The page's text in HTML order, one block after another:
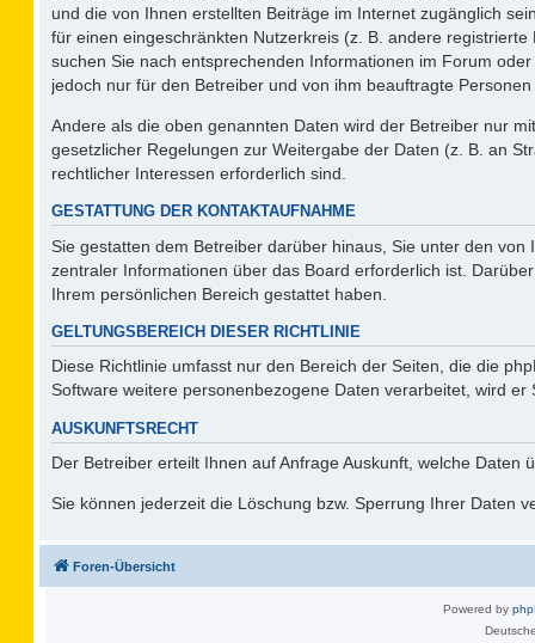
und die von Ihnen erstellten Beiträge im Internet zugänglich
für einen eingeschränkten Nutzerkreis (z. B. andere
suchen Sie nach entsprechenden Informationen im Forum
jedoch nur für den Betreiber und von ihm beauftragte
Andere als die oben genannten Daten wird der Betreiber nur
gesetzlicher Regelungen zur Weitergabe der Daten (z. B. an
rechtlicher Interessen erforderlich sind.
GESTATTUNG DER KONTAKTAUFNAHME
Sie gestatten dem Betreiber darüber hinaus, Sie unter den
zentraler Informationen über das Board erforderlich ist.
Ihrem persönlichen Bereich gestattet haben.
GELTUNGSBEREICH DIESER RICHTLINIE
Diese Richtlinie umfasst nur den Bereich der Seiten, die die
Software weitere personenbezogene Daten verarbeitet, wird
AUSKUNFTSRECHT
Der Betreiber erteilt Ihnen auf Anfrage Auskunft, welche Daten
Sie können jederzeit die Löschung bzw. Sperrung Ihrer Daten
Foren-Übersicht
Powered by